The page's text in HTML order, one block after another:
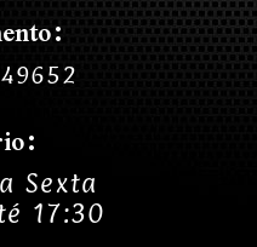
Sexta
17:30